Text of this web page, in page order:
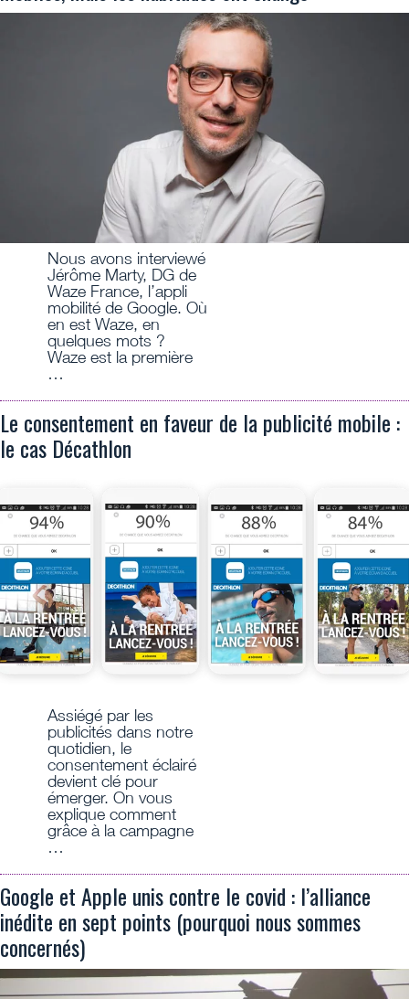
Nous avons interviewé
Jérôme Marty, DG de
Waze France, l’appli
mobilité de Google. Où
en est Waze, en
quelques mots ?
Waze est la première
…
Le consentement en faveur de la publicité mobile :
le cas Décathlon
Assiégé par les
publicités dans notre
quotidien, le
consentement éclairé
devient clé pour
émerger. On vous
explique comment
grâce à la campagne
…
Google et Apple unis contre le covid : l’alliance
inédite en sept points (pourquoi nous sommes
concernés)